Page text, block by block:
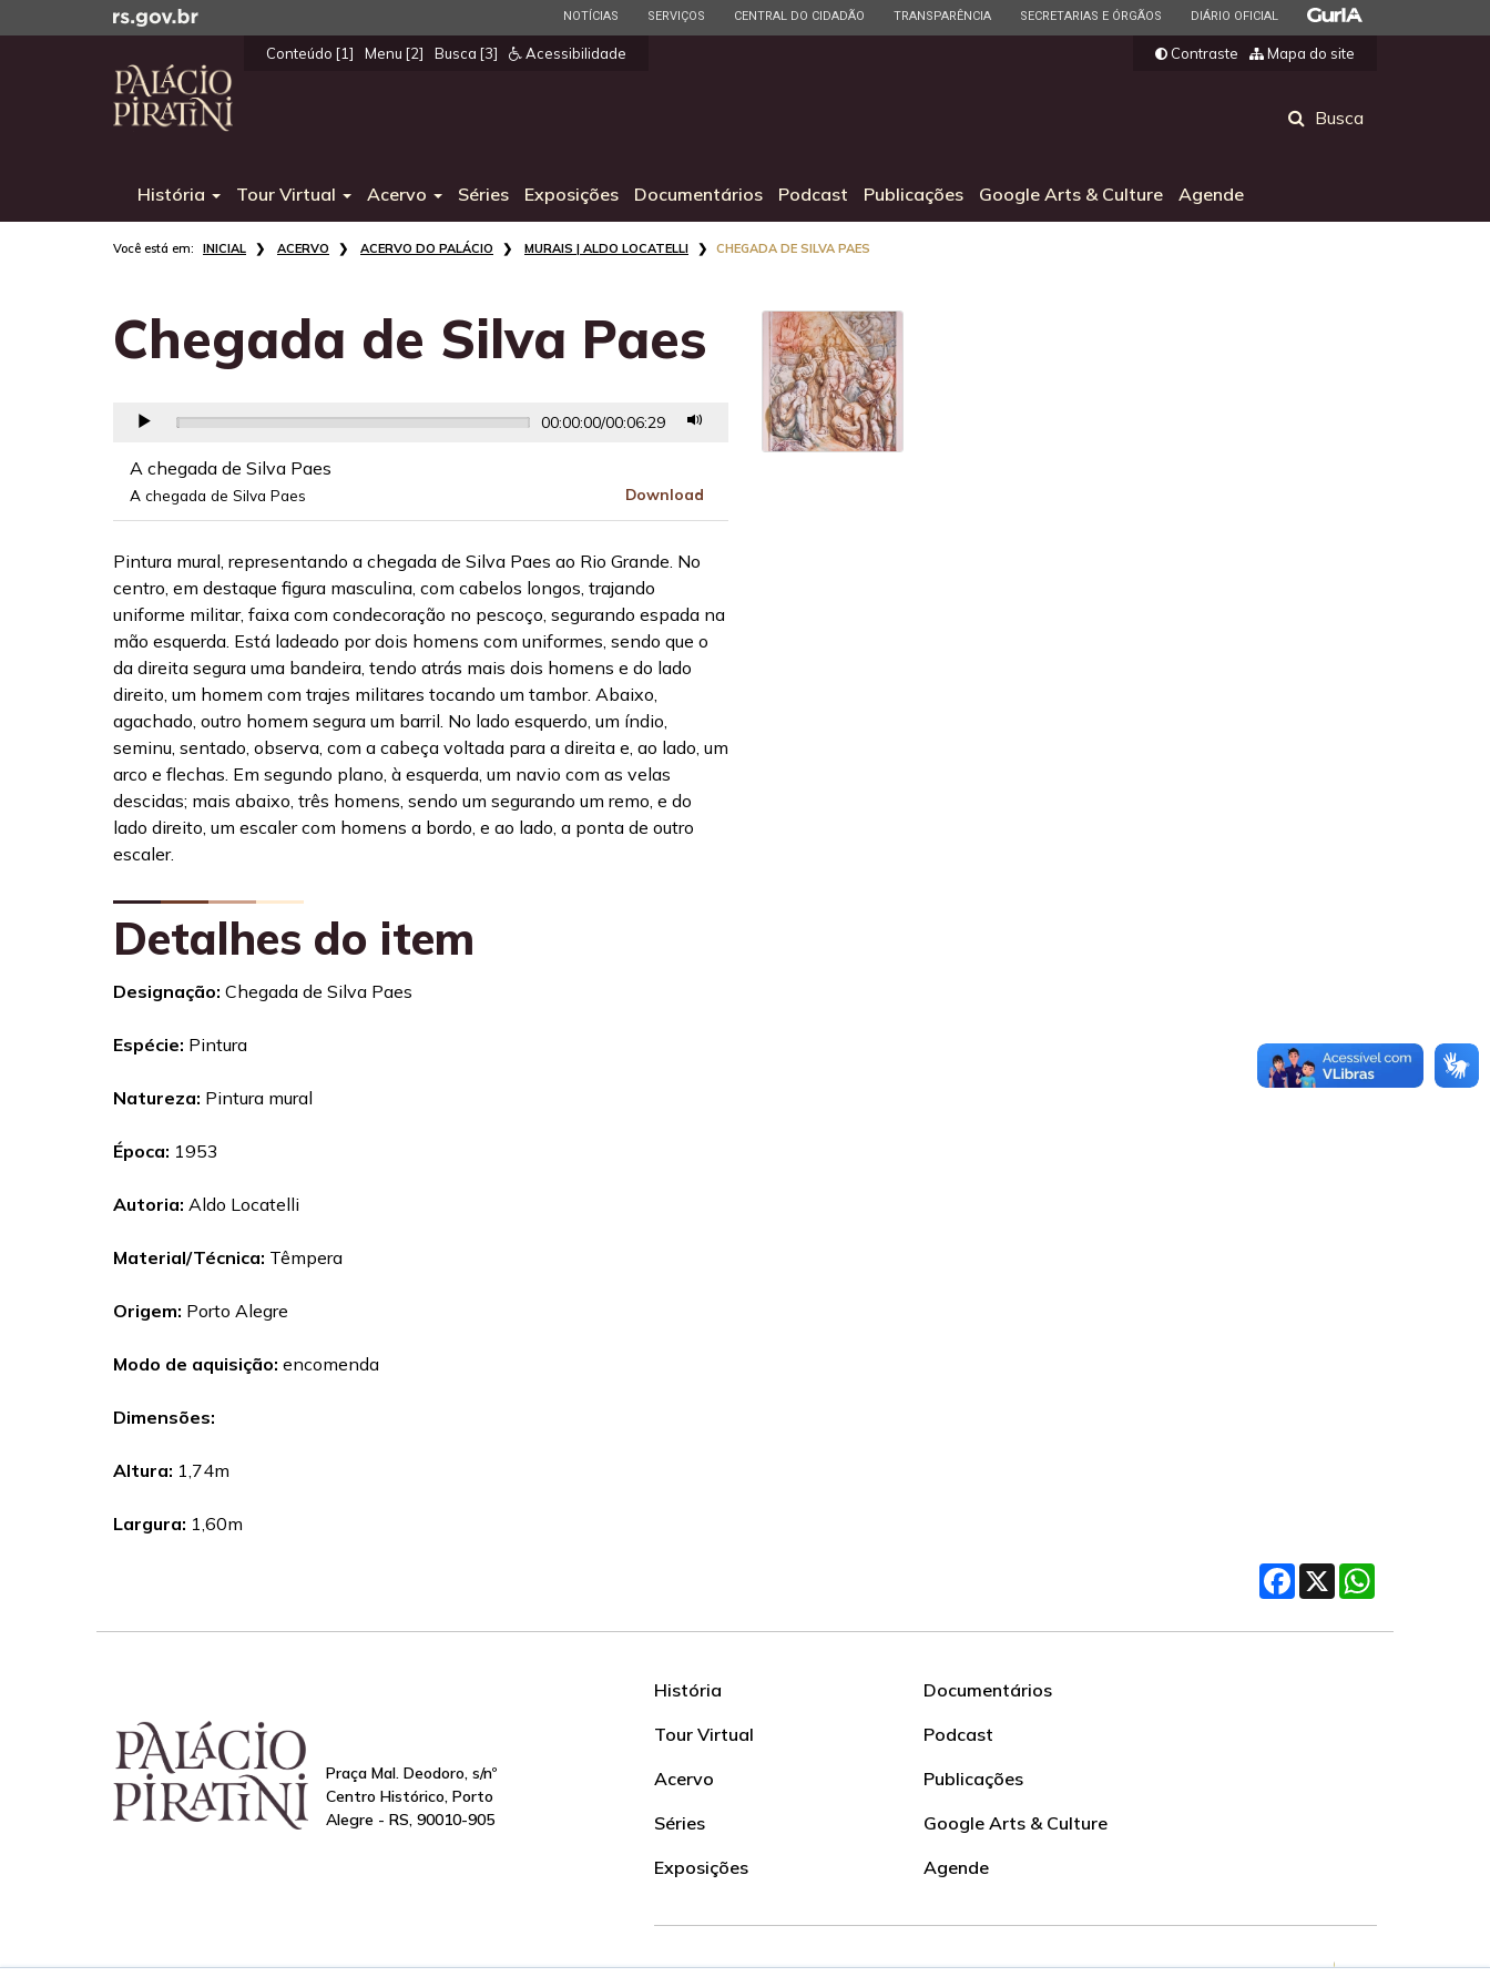
para
Ir
ESTADO
NOTÍCIAS ESTADO
SERVIÇOS ESTADO
CENTRAL DO CIDADÃO ESTADO
TRANSPARÊNCIA ESTADO
SECRETARIAS E ÓRGÃOS ESTADO
DIÁRIO OFICIAL ESTADO
Conteúdo [1] Menu [2] Busca [3] Acessibilidade Contraste Mapa do site
História Tour Virtual Acervo Séries Exposições Documentários Podcast Publicações Google Arts & Culture Agende
AbrirBusca
INICIAL ACERVO ACERVO DO PALÁCIO MURAIS | ALDO LOCATELLI CHEGADA DE SILVA PAES
Chegada de Silva Paes
00:00:00/00:06:29
A chegada de Silva Paes
A chegada de Silva Paes Download
Pintura mural, representando a chegada de Silva Paes ao Rio Grande. No
centro, em destaque figura masculina, com cabelos longos, trajando
uniforme militar, faixa com condecoração no pescoço, segurando espada na
mão esquerda. Está ladeado por dois homens com uniformes, sendo que o
da direita segura uma bandeira, tendo atrás mais dois homens e do lado
direito, um homem com trajes militares tocando um tambor. Abaixo,
agachado, outro homem segura um barril. No lado esquerdo, um índio,
seminu, sentado, observa, com a cabeça voltada para a direita e, ao lado, um
arco e flechas. Em segundo plano, à esquerda, um navio com as velas
descidas; mais abaixo, três homens, sendo um segurando um remo, e do
lado direito, um escaler com homens a bordo, e ao lado, a ponta de outro
escaler.
Detalhes do item
Designação: Chegada de Silva Paes
Espécie: Pintura
Natureza: Pintura mural
Época: 1953
Autoria: Aldo Locatelli
Material/Técnica: Têmpera
Origem: Porto Alegre
Modo de aquisição: encomenda
Dimensões:
Altura: 1,74m
Largura: 1,60m
Facebook
X
Praça Mal. Deodoro, s/nº
Centro Histórico, Porto
Alegre - RS, 90010-905
História
Tour Virtual
Acervo
Séries
Exposições
Documentários
Podcast
Publicações
Google Arts & Culture
Agende
Siga nossas redes